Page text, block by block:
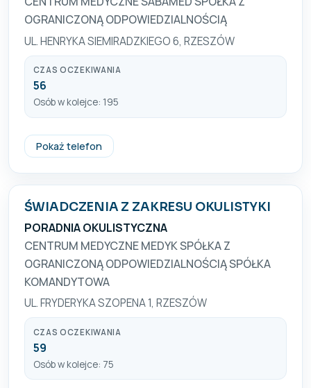
OGRANICZONĄ ODPOWIEDZIALNOŚCIĄ
UL. HENRYKA SIEMIRADZKIEGO 6, RZESZÓW
CZAS OCZEKIWANIA
56
Osób w kolejce: 195
Pokaż telefon +48 17 850 42 80
ŚWIADCZENIA Z ZAKRESU OKULISTYKI
PORADNIA OKULISTYCZNA
CENTRUM MEDYCZNE MEDYK SPÓŁKA Z
OGRANICZONĄ ODPOWIEDZIALNOŚCIĄ SPÓŁKA
KOMANDYTOWA
UL. FRYDERYKA SZOPENA 1, RZESZÓW
CZAS OCZEKIWANIA
59
Osób w kolejce: 75